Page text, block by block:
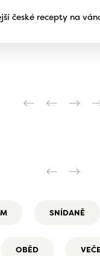
české recepty na
SNÍDANĚ
OBĚD